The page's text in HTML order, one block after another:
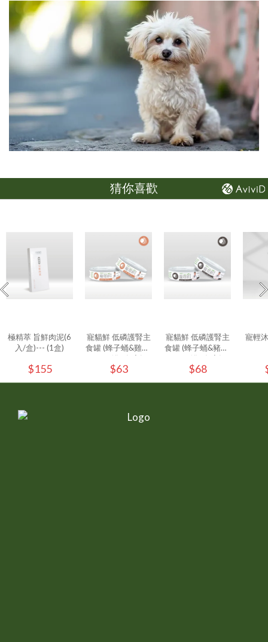
猜你喜歡
極精萃 旨鮮肉泥(6
入/盒)--- (1盒)
$155
寵貓鮮 低磷護腎主
食罐 (蜂子蛹&雞肉)
80g/罐 - (1入)
$63
寵貓鮮 低磷護腎主
食罐 (蜂子蛹&豬肉)
80g/罐 - (1入)
$68
寵輕